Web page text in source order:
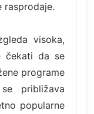
rasprodaje.
visoka,
čekati da se
programe
približava
popularne